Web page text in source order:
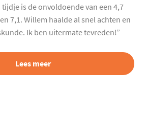
tijdje is de onvoldoende van een 4,7
7,1. Willem haalde al snel achten en
Ik ben uitermate tevreden!”
Lees meer